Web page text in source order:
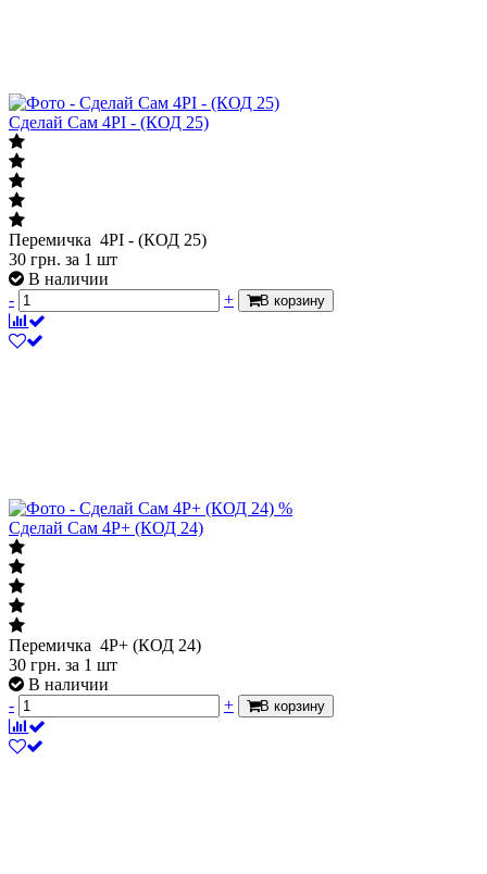
Сделай Сам 4PI - (КОД 25)
Перемичка 4PI - (КОД 25)
30 грн. за 1 шт
В наличии
-
+ В корзину
%
Сделай Сам 4P+ (КОД 24)
Перемичка 4P+ (КОД 24)
30 грн. за 1 шт
В наличии
-
+ В корзину